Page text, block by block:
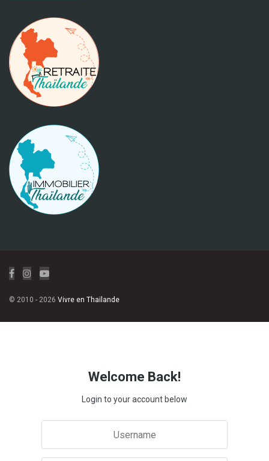
© 2010 - 2026 Vivre en Thaïlande
Welcome Back!
Login to your account below